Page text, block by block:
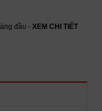
đầu -XEM CHI TIẾT